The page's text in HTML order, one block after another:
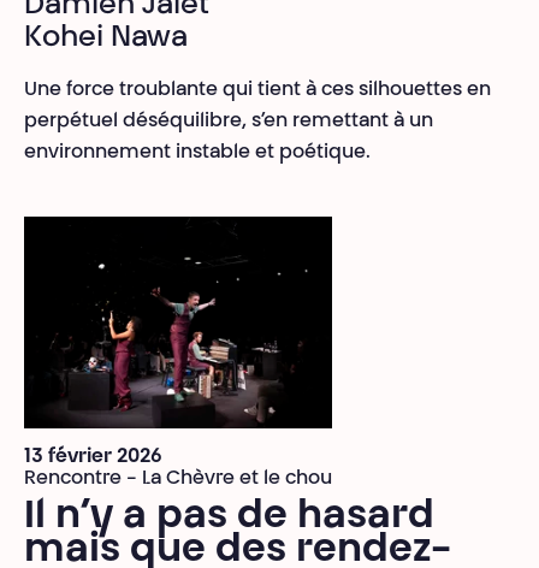
Damien Jalet
Kohei Nawa
Une force troublante qui tient à ces silhouettes en
perpétuel déséquilibre, s’en remettant à un
environnement instable et poétique.
13 février 2026
Rencontre - La Chèvre et le chou
Il n’y a pas de hasard
mais que des rendez-